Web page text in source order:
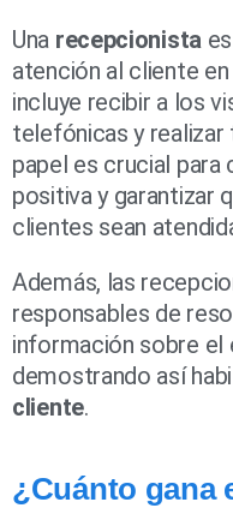
Una recepcionista
atención al cliente
incluye recibir a los
telefónicas y realizar
papel es crucial para
positiva y garantizar
clientes sean
Además, las
responsables de
información sobre
demostrando así
cliente.
¿Cuánto gana